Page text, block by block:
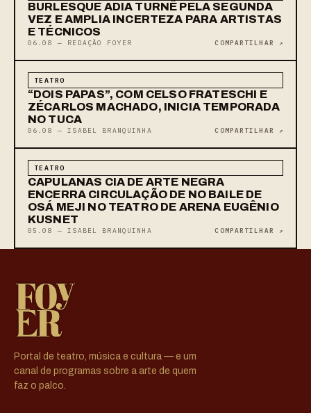
BURLESQUE ADIA TURNÊ PELA SEGUNDA
VEZ E AMPLIA INCERTEZA PARA ARTISTAS
E TÉCNICOS
06.08 — REDAÇÃO FOYER COMPARTILHAR ↗
TEATRO
“DOIS PAPAS”, COM CELSO FRATESCHI E
ZÉCARLOS MACHADO, INICIA TEMPORADA
NO TUCA
06.08 — ISABEL BRANQUINHA COMPARTILHAR ↗
TEATRO
CAPULANAS CIA DE ARTE NEGRA
ENCERRA CIRCULAÇÃO DE NO BAILE DE
OSÁ MEJI NO TEATRO DE ARENA EUGÊNIO
KUSNET
05.08 — ISABEL BRANQUINHA COMPARTILHAR ↗
Portal de teatro, música e cultura — e um
canal de programas sobre a arte de quem
faz o palco.